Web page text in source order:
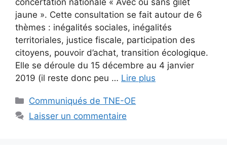
jaune ». Cette consultation se fait autour de 6
thèmes : inégalités sociales, inégalités
territoriales, justice fiscale, participation des
citoyens, pouvoir d’achat, transition écologique.
Elle se déroule du 15 décembre au 4 janvier
2019 (il reste donc peu … Lire plus
Catégories
Communiqués de TNE-OE
Laisser un commentaire